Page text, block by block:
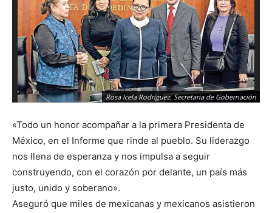
Rosa Icela Rodríguez, Secretaria de Gobernación
«Todo un honor acompañar a la primera Presidenta de
México, en el Informe que rinde al pueblo. Su liderazgo
nos llena de esperanza y nos impulsa a seguir
construyendo, con el corazón por delante, un país más
justo, unido y soberano».
Aseguró que miles de mexicanas y mexicanos asistieron